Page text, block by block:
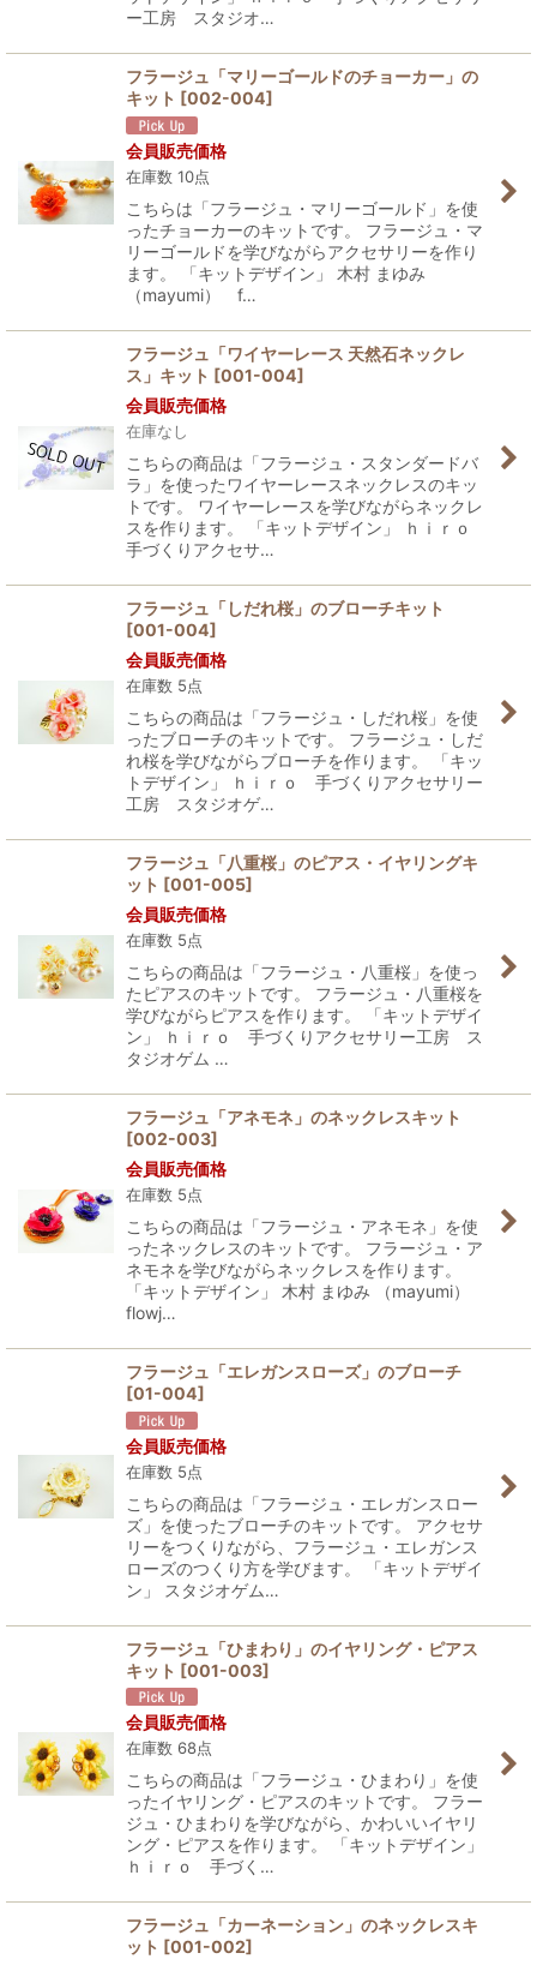
ー工房 スタジオ…
フラージュ「マリーゴールドのチョーカー」の
キット [002-004]
会員販売価格
在庫数 10点
こちらは「フラージュ・マリーゴールド」を使
ったチョーカーのキットです。 フラージュ・マ
リーゴールドを学びながらアクセサリーを作り
ます。 「キットデザイン」 木村 まゆみ
（mayumi） f…
フラージュ「ワイヤーレース 天然石ネックレ
ス」キット [001-004]
会員販売価格
在庫なし
こちらの商品は「フラージュ・スタンダードバ
ラ」を使ったワイヤーレースネックレスのキッ
トです。 ワイヤーレースを学びながらネックレ
スを作ります。 「キットデザイン」 ｈｉｒｏ
手づくりアクセサ…
フラージュ「しだれ桜」のブローチキット
[001-004]
会員販売価格
在庫数 5点
こちらの商品は「フラージュ・しだれ桜」を使
ったブローチのキットです。 フラージュ・しだ
れ桜を学びながらブローチを作ります。 「キッ
トデザイン」 ｈｉｒｏ 手づくりアクセサリー
工房 スタジオゲ…
フラージュ「八重桜」のピアス・イヤリングキ
ット [001-005]
会員販売価格
在庫数 5点
こちらの商品は「フラージュ・八重桜」を使っ
たピアスのキットです。 フラージュ・八重桜を
学びながらピアスを作ります。 「キットデザイ
ン」 ｈｉｒｏ 手づくりアクセサリー工房 ス
タジオゲム …
フラージュ「アネモネ」のネックレスキット
[002-003]
会員販売価格
在庫数 5点
こちらの商品は「フラージュ・アネモネ」を使
ったネックレスのキットです。 フラージュ・ア
ネモネを学びながらネックレスを作ります。
「キットデザイン」 木村 まゆみ （mayumi）
flowj…
フラージュ「エレガンスローズ」のブローチ
[01-004]
会員販売価格
在庫数 5点
こちらの商品は「フラージュ・エレガンスロー
ズ」を使ったブローチのキットです。 アクセサ
リーをつくりながら、フラージュ・エレガンス
ローズのつくり方を学びます。 「キットデザイ
ン」 スタジオゲム…
フラージュ「ひまわり」のイヤリング・ピアス
キット [001-003]
会員販売価格
在庫数 68点
こちらの商品は「フラージュ・ひまわり」を使
ったイヤリング・ピアスのキットです。 フラー
ジュ・ひまわりを学びながら、かわいいイヤリ
ング・ピアスを作ります。 「キットデザイン」
ｈｉｒｏ 手づく…
フラージュ「カーネーション」のネックレスキ
ット [001-002]